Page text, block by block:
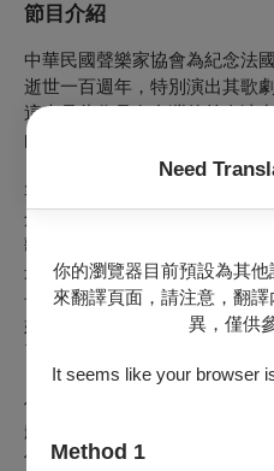
Need
你的瀏覽器目前預設為其
來翻譯頁面，請注意，翻
異，僅供
It seems like your browser
Method 1
節目介紹
中華民國聲樂家協會為紀念法
逝世一百週年，特別演出其歌
這也是此作品在台灣的首次演
的作曲家致敬，並讓更多人重
《佩內洛普》創作靈感源於古
賽》。佛瑞使用了法國知名劇
創作的三幕抒情詩劇作為底本
歌劇講述了奧德修斯在特洛伊
最終回到家鄉與妻子佩內洛普
長的旅途中，佩內洛普一直堅
婚，並以織布為名拖延時間，
了佩內洛普的忠貞與智慧，以
佛瑞在《佩內洛普》中運用了
般的愛情故事描繪得淋漓盡致
佛瑞一貫的抒情風格，又融合